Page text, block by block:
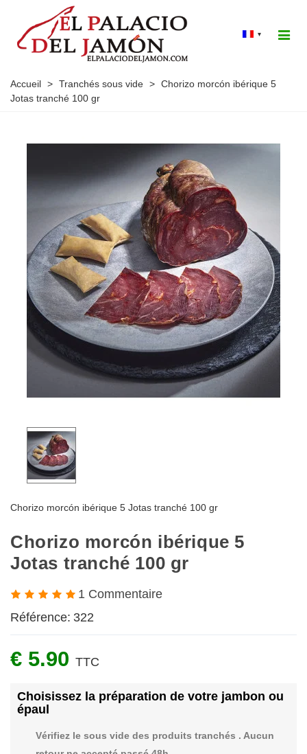
▾
Accueil > Tranchés sous vide > Chorizo morcón ibérique 5
Jotas tranché 100 gr
Chorizo morcón ibérique 5 Jotas tranché 100 gr
Chorizo morcón ibérique 5
Jotas tranché 100 gr
1 Commentaire
Référence: 322
€ 5.90 TTC
Choisissez la préparation de votre jambon ou
épaul
Vérifiez le sous vide des produits tranchés . Aucun